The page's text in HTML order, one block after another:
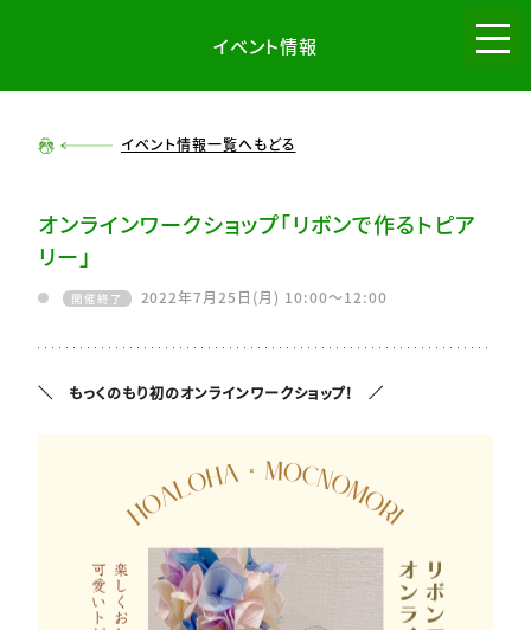
menu
イベント情報
イベント情報一覧へもどる
オンラインワークショップ「リボンで作るトピア
リー」
開催終了 2022年7月25日(月) 10:00～12:00
＼ もっくのもり初のオンラインワークショップ！ ／